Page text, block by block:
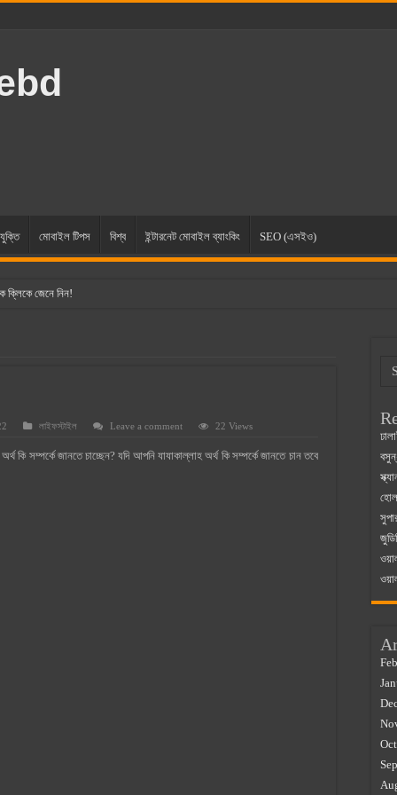
মোবাইল টিপস বিশ্ব ইন্টারনেট মোবাইল ব্যাংকিং SEO (এসইও)
ক্লিকে জেনে নিন!
এর সুযোগ সুবিধা
২০২৫
লাইফস্টাইল Leave a comment 22 Views
কি সম্পর্কে জানতে চাচ্ছেন? যদি আপনি যাযাকাল্লাহ অর্থ কি সম্পর্কে জানতে চান তবে